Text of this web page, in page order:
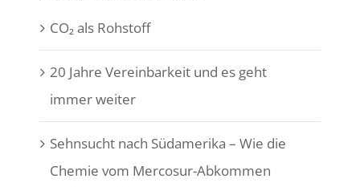
CO₂ als Rohstoff
20 Jahre Vereinbarkeit und es geht
immer weiter
Sehnsucht nach Südamerika – Wie die
Chemie vom Mercosur-Abkommen